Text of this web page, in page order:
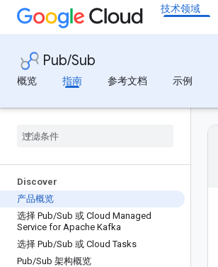
技术领域
Pub/Sub
概览
指南 参考文档 示例
Discover
产品概览
选择 Pub/Sub 或 Cloud Managed
Service for Apache Kafka
选择 Pub/Sub 或 Cloud Tasks
Pub/Sub 架构概览